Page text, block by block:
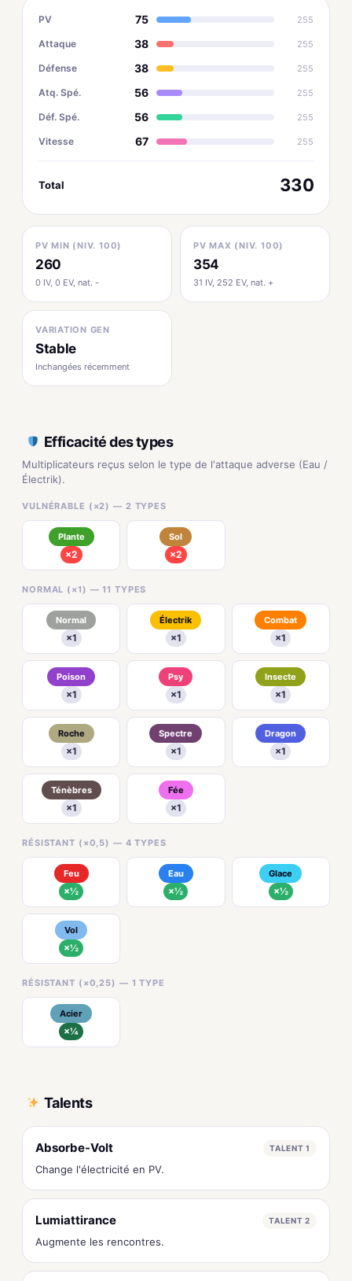
PV 75 255
Attaque 38 255
Défense 38 255
Atq. Spé. 56 255
Déf. Spé. 56 255
Vitesse 67 255
Total 330
PV MIN (NIV. 100)
260
0 IV, 0 EV, nat. -
PV MAX (NIV. 100)
354
31 IV, 252 EV, nat. +
VARIATION GEN
Stable
Inchangées récemment
Efficacité des types
Multiplicateurs reçus selon le type de l'attaque adverse (Eau /
Électrik).
VULNÉRABLE (×2) — 2 TYPES
Plante
×2
Sol
×2
NORMAL (×1) — 11 TYPES
Normal
×1
Électrik
×1
Combat
×1
Poison
×1
Psy
×1
Insecte
×1
Roche
×1
Spectre
×1
Dragon
×1
Ténèbres
×1
Fée
×1
RÉSISTANT (×0,5) — 4 TYPES
Feu
×½
Eau
×½
Glace
×½
Vol
×½
RÉSISTANT (×0,25) — 1 TYPE
Acier
×¼
Talents
Absorbe-Volt TALENT 1
Change l'électricité en PV.
Lumiattirance TALENT 2
Augmente les rencontres.